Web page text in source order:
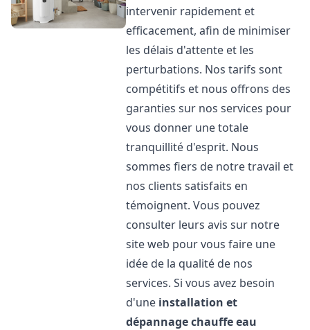
intervenir rapidement et
efficacement, afin de minimiser
les délais d'attente et les
perturbations. Nos tarifs sont
compétitifs et nous offrons des
garanties sur nos services pour
vous donner une totale
tranquillité d'esprit. Nous
sommes fiers de notre travail et
nos clients satisfaits en
témoignent. Vous pouvez
consulter leurs avis sur notre
site web pour vous faire une
idée de la qualité de nos
services. Si vous avez besoin
d'une installation et
dépannage chauffe eau